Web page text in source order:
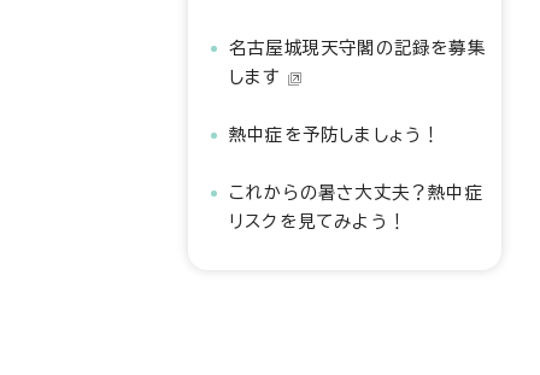
名古屋城現天守閣の記録を募集
します
熱中症を予防しましょう！
これからの暑さ大丈夫？熱中症
リスクを見てみよう！